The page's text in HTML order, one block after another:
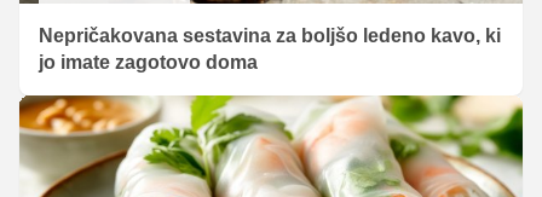
Nepričakovana sestavina za boljšo ledeno kavo, ki
jo imate zagotovo doma